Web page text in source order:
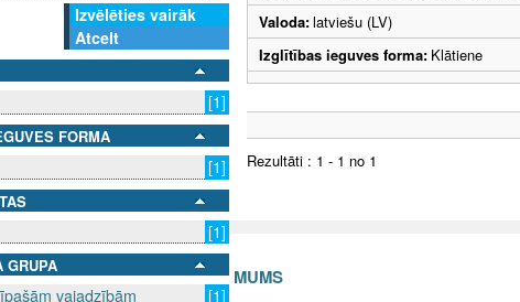
Izvēlēties vairāk
Atcelt
[1]
FORMA
[1]
[1]
GRUPA
vajadzībām [1]
Valoda:latviešu (LV)
Izglītības ieguves forma: Klātiene
Rezultāti : 1 - 1 no 1
SAZINIES AR MUMS